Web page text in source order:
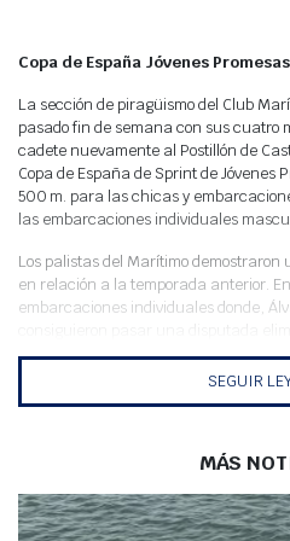
Copa de España Jóvenes
La sección de piragüismo del Club
pasado fin de semana con sus cuatro
cadete nuevamente al Postillón de
Copa de España de Sprint de Jóvenes
500 m. para las chicas y
las embarcaciones individuales
Los palistas del Marítimo
en relación a la temporada anterior.
embarcaciones individuales donde,
Carreras y Claudia Vidal pasaban la
final B en sus respectivas semifinales.
palistas del CMM brillaron con un
compitieron las embarcaciones dobles
presentaron cuatro combinaciones
SEGUIR
MÁS